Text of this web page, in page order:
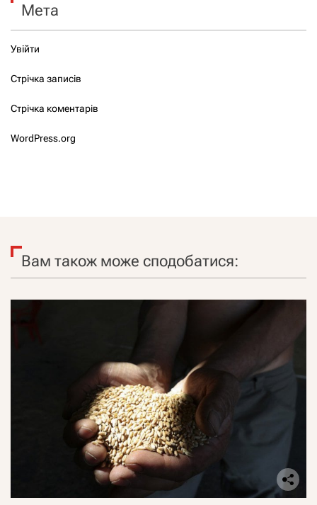
Мета
Увійти
Стрічка записів
Стрічка коментарів
WordPress.org
Вам також може сподобатися: